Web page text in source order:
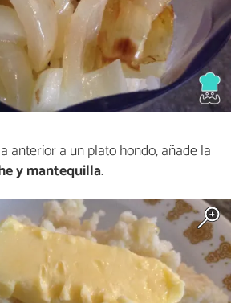
anterior a un plato hondo, añade la
y mantequilla.